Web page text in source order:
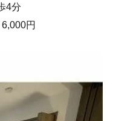
4分
円